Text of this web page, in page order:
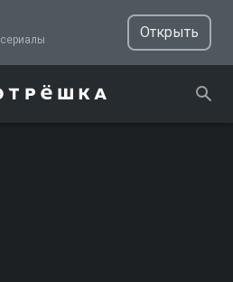
ТВ, фильмы и сериалы
Открыть